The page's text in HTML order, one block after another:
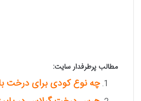
مطالب پرطرفدار سایت:
چه نوع کودی برای درخت